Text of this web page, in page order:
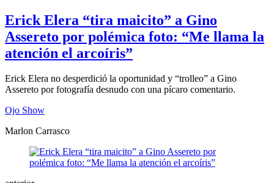
Erick Elera “tira maicito” a Gino
Assereto por polémica foto: “Me llama la
atención el arcoíris”
Erick Elera no desperdició la oportunidad y “trolleo” a Gino
Assereto por fotografía desnudo con una pícaro comentario.
Ojo Show
Marlon Carrasco